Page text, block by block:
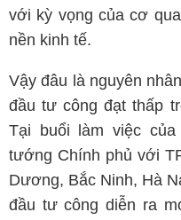
với kỳ vọng của cơ
nền kinh tế.
Vậy đâu là nguyên
đầu tư công đạt thấp
Tại buổi làm việc
tướng Chính phủ với
Dương, Bắc Ninh, Hà
đầu tư công diễn ra